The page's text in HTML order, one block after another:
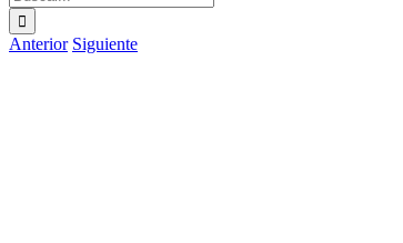
Anterior Siguiente